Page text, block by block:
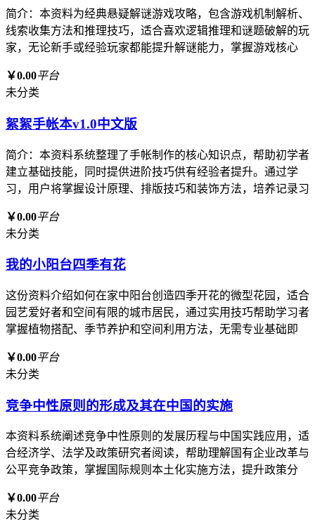
简介：本资料为经典悬疑解谜游戏攻略，包含游戏机制解析、
线索收集方法和推理技巧，适合喜欢逻辑推理和谜题破解的玩
家，无论新手或经验玩家都能提升解谜能力，掌握游戏核心
￥0.00平台
未分类
絮絮手帐本v1.0中文版
简介：本资料系统整理了手帐制作的核心知识点，帮助初学者
建立基础技能，同时提供进阶技巧供有经验者提升。通过学
习，用户将掌握设计原理、排版技巧和装饰方法，培养记录习
￥0.00平台
未分类
我的小阳台四季有花
这份资料介绍如何在家中阳台创造四季开花的微型花园，适合
园艺爱好者和空间有限的城市居民，通过实用技巧帮助学习者
掌握植物搭配、季节养护和空间利用方法，无需专业基础即
￥0.00平台
未分类
竞争中性原则的形成及其在中国的实施
本资料系统阐述竞争中性原则的发展历程与中国实践应用，适
合经济学、法学及政策研究者阅读，帮助理解国有企业改革与
公平竞争政策，掌握国际规则本土化实施方法，提升政策分
￥0.00平台
未分类